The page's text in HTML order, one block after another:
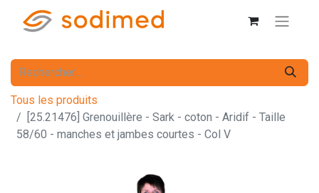
Tous les produits
[25.21476] Grenouillère - Sark - coton - Aridif - Taille
58/60 - manches et jambes courtes - Col V